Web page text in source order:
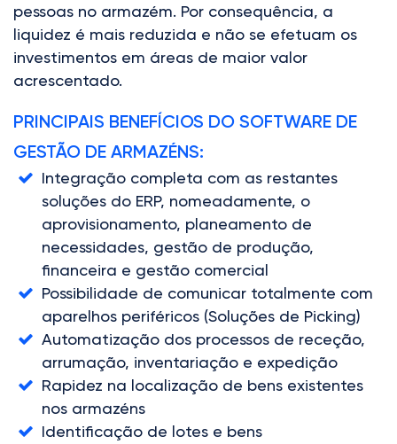
pessoas no armazém. Por consequência, a
liquidez é mais reduzida e não se efetuam os
investimentos em áreas de maior valor
acrescentado.
PRINCIPAIS BENEFÍCIOS DO SOFTWARE DE
GESTÃO DE ARMAZÉNS:
Integração completa com as restantes
soluções do ERP, nomeadamente, o
aprovisionamento, planeamento de
necessidades, gestão de produção,
financeira e gestão comercial
Possibilidade de comunicar totalmente com
aparelhos periféricos (Soluções de Picking)
Automatização dos processos de receção,
arrumação, inventariação e expedição
Rapidez na localização de bens existentes
nos armazéns
Identificação de lotes e bens